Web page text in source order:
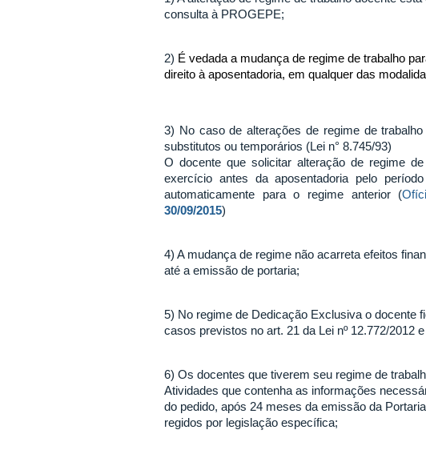
consulta à PROGEPE;
2) É vedada a mudança de regime de trabalho
direito à aposentadoria, em qualquer das
3) No caso de alterações de regime de
substitutos ou temporários (Lei n° 8.745/93)
O docente que solicitar alteração de regime
exercício antes da aposentadoria pelo
automaticamente para o regime anterior (
30/09/2015)
4) A mudança de regime não acarreta efeitos
até a emissão de portaria;
5) No regime de Dedicação Exclusiva o docente
casos previstos no art. 21 da Lei nº 12.772/2012
6) Os docentes que tiverem seu regime de
Atividades que contenha as informações
do pedido, após 24 meses da emissão da
regidos por legislação específica;